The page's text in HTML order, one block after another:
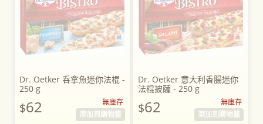
Dr. Oetker 呑拿魚迷你法棍 -
250 g
$62
無庫存
添加到購物籃
Dr. Oetker 意大利香腸迷你
法棍披薩 - 250 g
$62
無庫存
添加到購物籃